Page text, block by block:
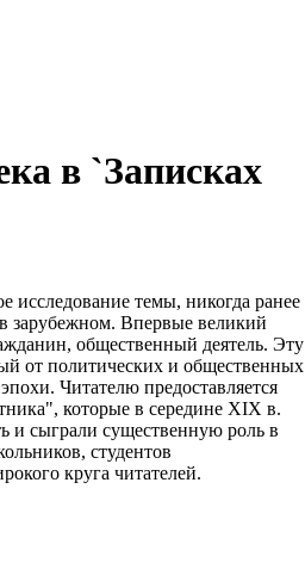
в `Записках
исследование темы, никогда ранее
зарубежном. Впервые великий
общественный деятель. Эту
от политических и общественных
Читателю предоставляется
которые в середине XIX в.
и сыграли существенную роль в
студентов
круга читателей.